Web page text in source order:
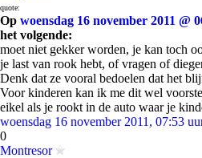
quote:
Op woensdag 16 november 2011 @
het volgende:
moet niet gekker worden, je kan toch
je last van rook hebt, of vragen of
Denk dat ze vooral bedoelen dat het
Voor kinderen kan ik me dit wel
eikel als je rookt in de auto waar je
woensdag 16 november 2011, 07:53
0
Montresor